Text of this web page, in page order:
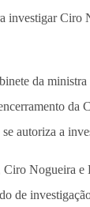
investigar Ciro
da
da
autoriza a
Ciro Nogueira e
de